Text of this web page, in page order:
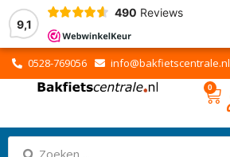
9,1
490 Reviews
0528-769056 info@bakfietscentrale.nl
0